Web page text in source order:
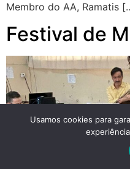
Membro do AA, Ramatis
Festival de
Usamos cookies para